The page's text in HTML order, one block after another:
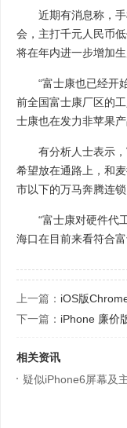
近期有消息称，手
会，主打千元人民币
将在年内进一步增加
“富士康也已经开始
前全国富士康厂区的
士康也在发力非苹果
有分析人士表示，
希望放在通路上，和
市以下的万马奔腾连
“富士康对硬件代工
海口在目前来看符合
上一篇： iOS版
下一篇： iPhone 廉价
相关资讯
疑似iPhone6屏幕及